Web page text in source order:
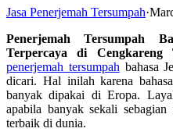
Jasa Penerjemah Tersumpah·
Penerjemah Tersumpah
Terpercaya di
penerjemah tersumpah bahasa
dicari. Hal inilah karena
banyak dipakai di Eropa.
apabila banyak sekali
terbaik di dunia.